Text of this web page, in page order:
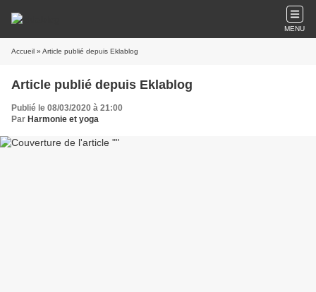
MENU
Accueil » Article publié depuis Eklablog
Article publié depuis Eklablog
Publié le 08/03/2020 à 21:00
Par Harmonie et yoga